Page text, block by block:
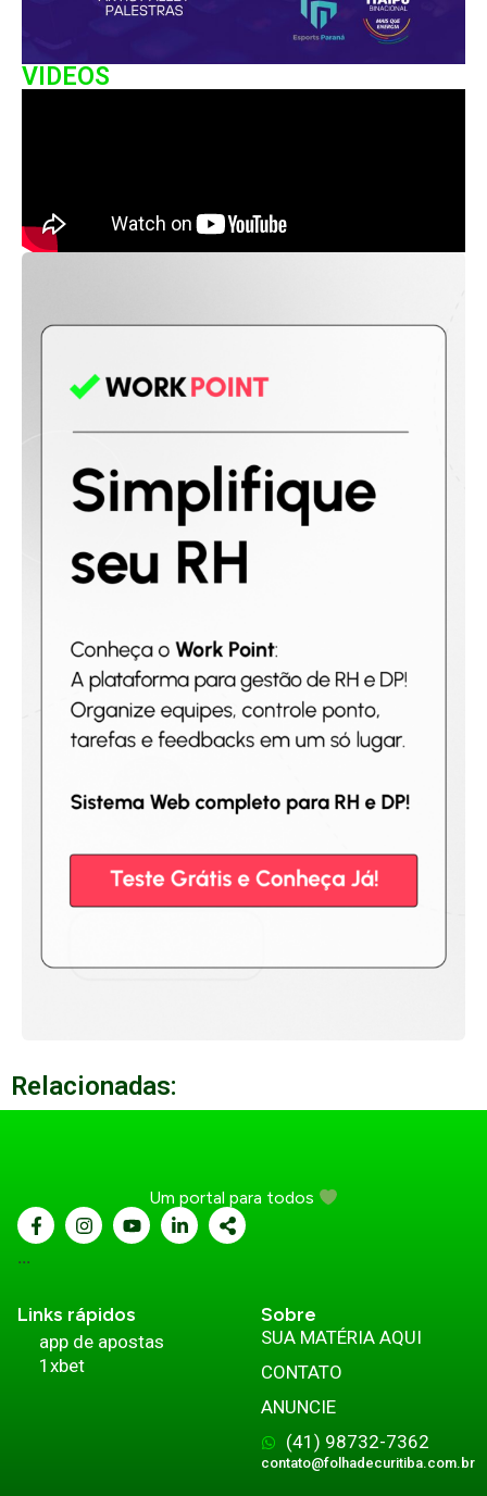
VIDEOS
Relacionadas:
Um portal para todos
...
Links rápidos
app de apostas
1xbet
Sobre
SUA MATÉRIA AQUI
CONTATO
ANUNCIE
(41) 98732-7362
contato@folhadecuritiba.com.br